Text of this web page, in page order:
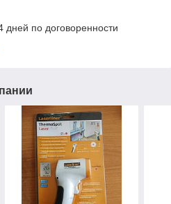
дней по договоренности